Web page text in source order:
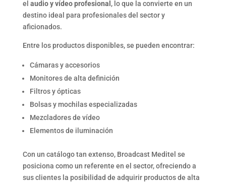
el audio y vídeo profesional , lo que la convierte en un
destino ideal para profesionales del sector y
aficionados.
Entre los productos disponibles, se pueden encontrar:
Cámaras y accesorios
Monitores de alta definición
Filtros y ópticas
Bolsas y mochilas especializadas
Mezcladores de vídeo
Elementos de iluminación
Con un catálogo tan extenso, Broadcast Meditel se
posiciona como un referente en el sector, ofreciendo a
sus clientes la posibilidad de adquirir productos de alta